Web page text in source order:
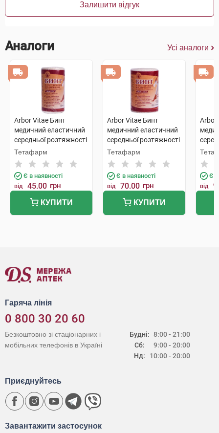
Залишити відгук
Аналоги Усі аналоги
Arbor Vitae Бинт
медичний еластичний
середньої розтяжності
8 см х 1 м 1 шт
Тетафарм
Є в наявності
від 45.00 грн
КУПИТИ
Arbor Vitae Бинт
медичний еластичний
середньої розтяжності
8 см х 1,5 м 1 шт
Тетафарм
Є в наявності
від 70.00 грн
КУПИТИ
Arbor
8 см
Є в
від
Гаряча лінія
0 800 30 20 60
Будні:
Сб:
Нд:
8:00 - 21:00
9:00 - 20:00
10:00 - 20:00
Безкоштовно зі стаціонарних і
мобільних телефонів в Україні
Завантажити застосунок
Приєднуйтесь